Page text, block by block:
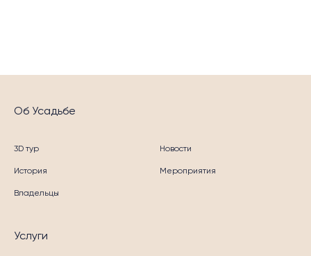
Об Усадьбе
3D тур
История
Владельцы
Новости
Мероприятия
Услуги